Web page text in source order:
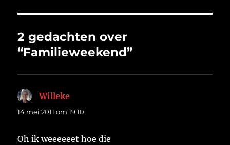
2 gedachten over
“Familieweekend”
Willeke
14 mei 2011 om 19:10
Oh ik weeeeeet hoe die